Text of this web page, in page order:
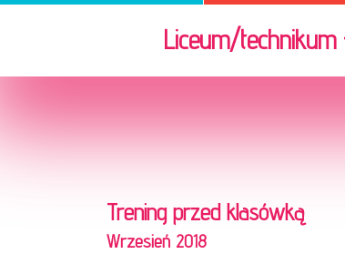
Liceum/
Trening przed klasówką
Wrzesień 2018